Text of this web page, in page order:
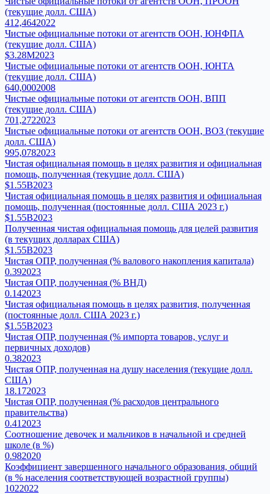
(текущие долл. США)
412,4642022
Чистые официальные потоки от агентств ООН, ЮНФПА
(текущие долл. США)
$3.28M2023
Чистые официальные потоки от агентств ООН, ЮНТА
(текущие долл. США)
640,0002008
Чистые официальные потоки от агентств ООН, ВПП
(текущие долл. США)
701,2722023
Чистые официальные потоки от агентств ООН, ВОЗ (текущие
долл. США)
995,0782023
Чистая официальная помощь в целях развития и официальная
помощь, полученная (текущие долл. США)
$1.55B2023
Чистая официальная помощь в целях развития и официальная
помощь, полученная (постоянные долл. США 2023 г.)
$1.55B2023
Полученная чистая официальная помощь для целей развития
(в текущих долларах США)
$1.55B2023
Чистая ОПР, полученная (% валового накопления капитала)
0.392023
Чистая ОПР, полученная (% ВНД)
0.142023
Чистая официальная помощь в целях развития, полученная
(постоянные долл. США 2023 г.)
$1.55B2023
Чистая ОПР, полученная (% импорта товаров, услуг и
первичных доходов)
0.382023
Чистая ОПР, полученная на душу населения (текущие долл.
США)
18.172023
Чистая ОПР, полученная (% расходов центрального
правительства)
0.41 2023
Соотношение девочек и мальчиков в начальной и средней
школе (в %)
0.982020
Коэффициент завершенного начального образования, общий
(в % населения соответствующей возрастной группы)
1022022